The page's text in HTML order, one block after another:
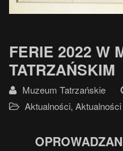
FERIE 2022 W
TATRZAŃSKIM
Muzeum Tatrzańskie
Aktualności, Aktualności